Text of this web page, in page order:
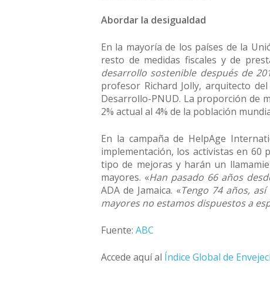
Abordar la desigualdad
En la mayoría de los países de la
resto de medidas fiscales y de
desarrollo sostenible después de
profesor Richard Jolly, arquitecto
Desarrollo-PNUD. La proporción de
2% actual al 4% de la población
En la campaña de HelpAge
implementación, los activistas en 60
tipo de mejoras y harán un
mayores. «Han pasado 66 años
ADA de Jamaica. «Tengo 74 años,
mayores no estamos dispuestos a
Fuente: ABC
Accede aquí al Índice Global de